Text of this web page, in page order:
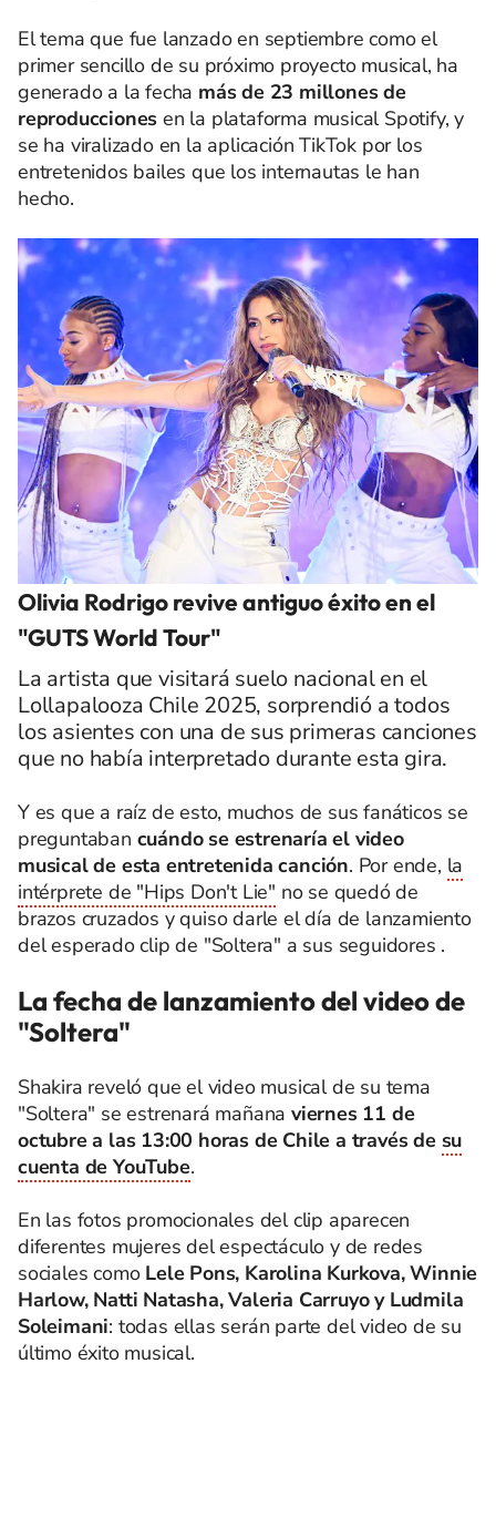
El tema que fue lanzado en septiembre como el
primer sencillo de su próximo proyecto musical, ha
generado a la fecha más de 23 millones de
reproducciones en la plataforma musical Spotify, y
se ha viralizado en la aplicación TikTok por los
entretenidos bailes que los internautas le han
hecho.
Olivia Rodrigo revive antiguo éxito en el
"GUTS World Tour"
La artista que visitará suelo nacional en el
Lollapalooza Chile 2025, sorprendió a todos
los asientes con una de sus primeras canciones
que no había interpretado durante esta gira.
Y es que a raíz de esto, muchos de sus fanáticos se
preguntaban cuándo se estrenaría el video
musical de esta entretenida canción. Por ende, la
intérprete de "Hips Don't Lie" no se quedó de
brazos cruzados y quiso darle el día de lanzamiento
del esperado clip de "Soltera" a sus seguidores .
La fecha de lanzamiento del video de
"Soltera"
Shakira reveló que el video musical de su tema
"Soltera" se estrenará mañanaviernes 11 de
octubre a las 13:00 horas de Chile a través de su
cuenta de YouTube.
En las fotos promocionales del clip aparecen
diferentes mujeres del espectáculo y de redes
sociales como Lele Pons, Karolina Kurkova, Winnie
Harlow, Natti Natasha, Valeria Carruyo y Ludmila
Soleimani: todas ellas serán parte del video de su
último éxito musical.